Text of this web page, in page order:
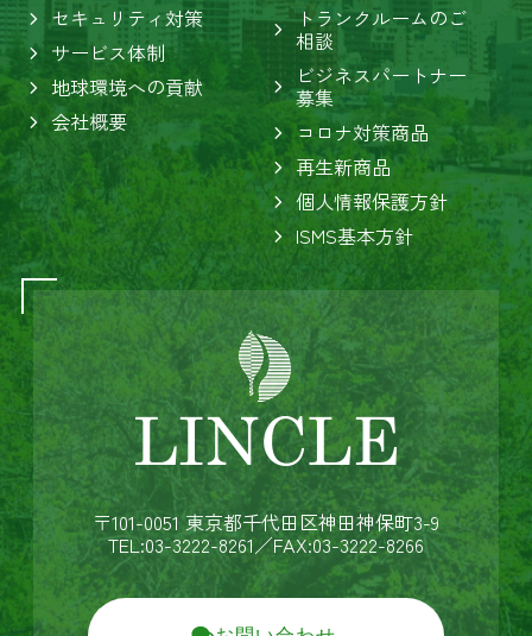
セキュリティ対策
サービス体制
地球環境への貢献
会社概要
トランクルームのご
相談
ビジネスパートナー
募集
コロナ対策商品
再生新商品
個人情報保護方針
ISMS基本方針
〒101-0051 東京都千代田区神田神保町3-9
TEL:03-3222-8261／FAX:03-3222-8266